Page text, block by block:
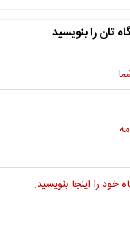
تان را بنویسید
خود را اینجا بنویسید: